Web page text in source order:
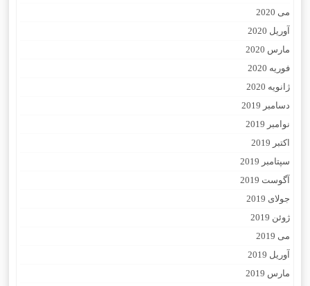
می 2020
آوریل 2020
مارس 2020
فوریه 2020
ژانویه 2020
دسامبر 2019
نوامبر 2019
اکتبر 2019
سپتامبر 2019
آگوست 2019
جولای 2019
ژوئن 2019
می 2019
آوریل 2019
مارس 2019